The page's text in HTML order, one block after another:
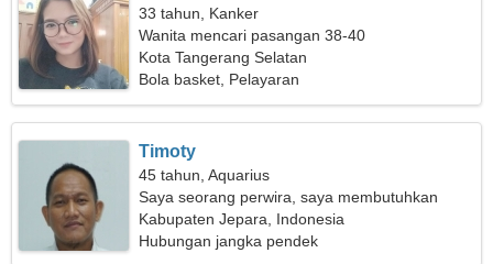
33 tahun, Kanker
Wanita mencari pasangan 38-40
Kota Tangerang Selatan
Bola basket, Pelayaran
Timoty
45 tahun, Aquarius
Saya seorang perwira, saya membutuhkan
wanita yang menawan
Kabupaten Jepara, Indonesia
Hubungan jangka pendek